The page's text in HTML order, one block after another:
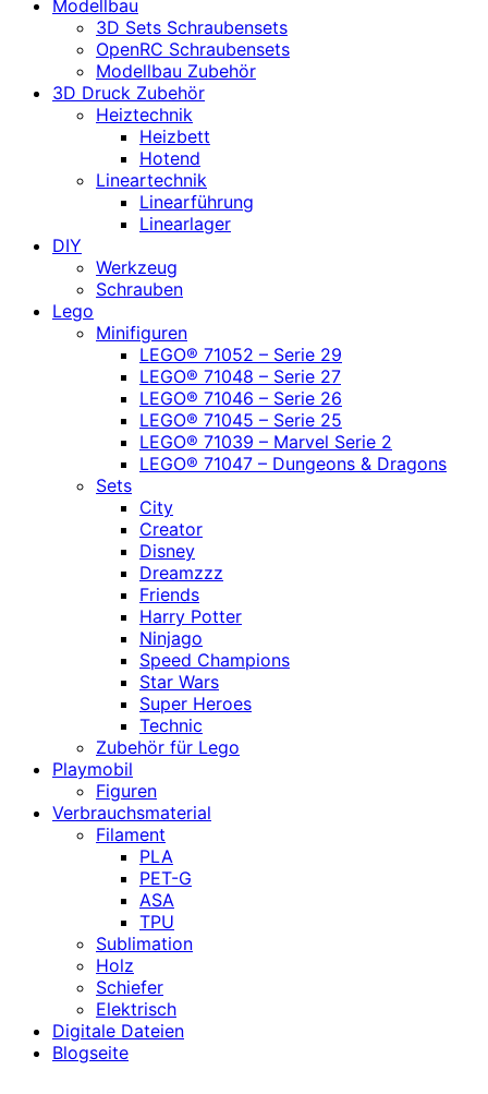
Modellbau
3D Sets Schraubensets
OpenRC Schraubensets
Modellbau Zubehör
3D Druck Zubehör
Heiztechnik
Heizbett
Hotend
Lineartechnik
Linearführung
Linearlager
DIY
Werkzeug
Schrauben
Lego
Minifiguren
LEGO® 71052 – Serie 29
LEGO® 71048 – Serie 27
LEGO® 71046 – Serie 26
LEGO® 71045 – Serie 25
LEGO® 71039 – Marvel Serie 2
LEGO® 71047 – Dungeons & Dragons
Sets
City
Creator
Disney
Dreamzzz
Friends
Harry Potter
Ninjago
Speed Champions
Star Wars
Super Heroes
Technic
Zubehör für Lego
Playmobil
Figuren
Verbrauchsmaterial
Filament
PLA
PET-G
ASA
TPU
Sublimation
Holz
Schiefer
Elektrisch
Digitale Dateien
Blogseite